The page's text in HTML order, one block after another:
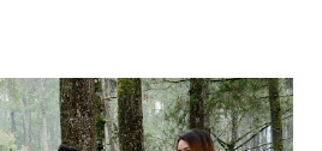
ini kami sampaikan beberapa
semoga dapat mebantu Anda.